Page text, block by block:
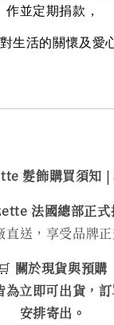
作並定期捐款，
生活的關懷及愛
髮飾購買須知 |
法國總部正式
送，享受品牌
🛒 關於現貨與預購
為立即可出貨，
安排寄出。